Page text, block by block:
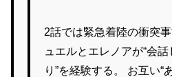
2話では緊急着陸の衝突
ュエルとエレノアが“会
り”を経験する。 お互い“